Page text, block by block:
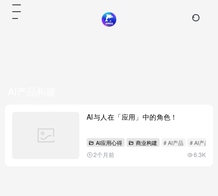
AI与人在「应用」中的角色！
AI应用心得 商业构建 # AI产品 # AI产品构
2个月前 6.3K